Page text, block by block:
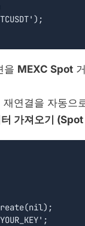
을 MEXC Spot
연결을 자동으
가져오기